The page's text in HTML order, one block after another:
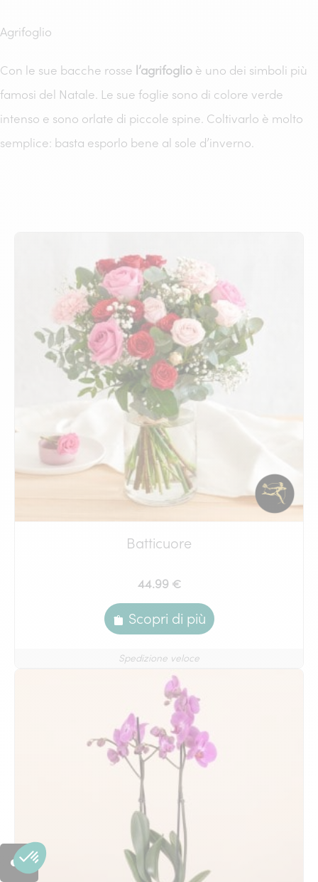
Agrifoglio
Con le sue bacche rosse l’agrifoglio è uno dei simboli più
famosi del Natale. Le sue foglie sono di colore verde
intenso e sono orlate di piccole spine. Coltivarlo è molto
semplice: basta esporlo bene al sole d’inverno.
Batticuore
44.99 €
Scopri di più
Spedizione veloce